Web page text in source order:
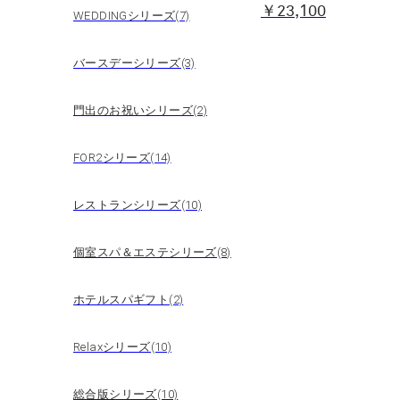
WEDDINGシリーズ(7)
バースデーシリーズ(3)
門出のお祝いシリーズ(2)
FOR2シリーズ(14)
レストランシリーズ(10)
個室スパ＆エステシリーズ(8)
ホテルスパギフト(2)
Relaxシリーズ(10)
総合版シリーズ(10)
￥23,100